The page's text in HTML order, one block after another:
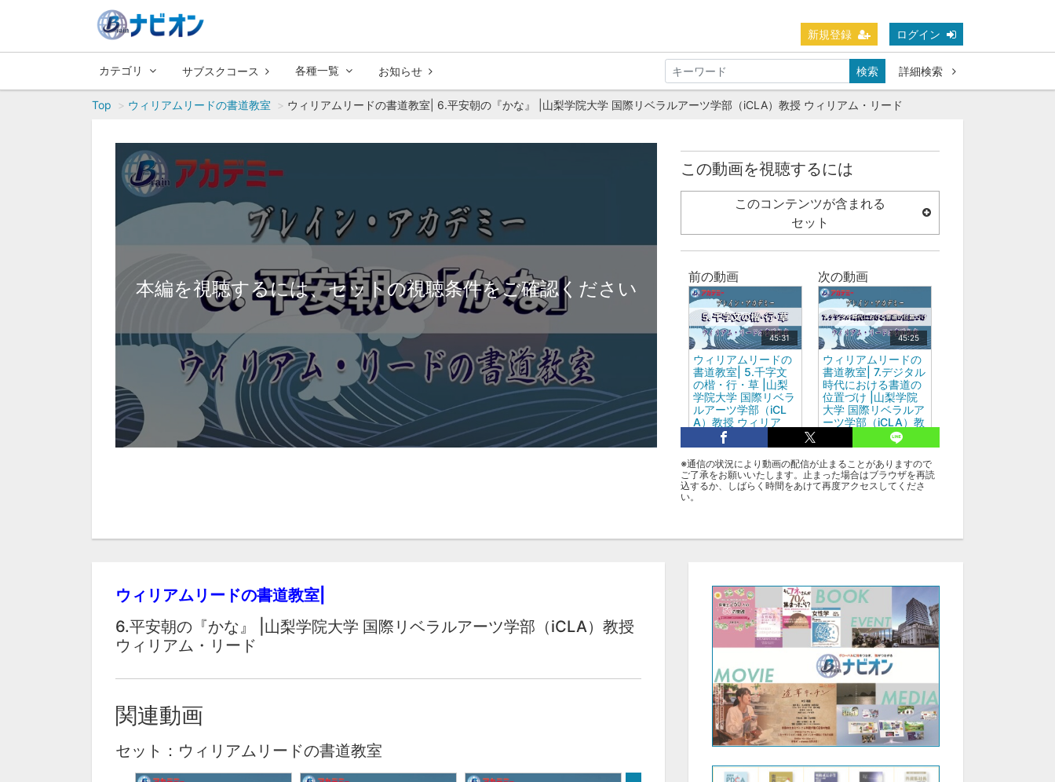
新規登録 ログイン
カテゴリ サブスクコース 各種一覧 お知らせ 検索 詳細検索
Top ウィリアムリードの書道教室 ウィリアムリードの書道教室| 6.平安朝の『かな』 |山梨学院大学 国際リベラルアーツ学部（iCLA）教授 ウィリアム・リード
本編を視聴するには、セットの視聴条件をご確認ください
この動画を視聴するには
このコンテンツが含まれる
セット
前の動画
45:31
ウィリアムリードの
書道教室| 5.千字文
の楷・行・草 |山梨
学院大学 国際リベラ
ルアーツ学部（iCL
A）教授 ウィリア
ム・リード
次の動画
45:25
ウィリアムリードの
書道教室| 7.デジタル
時代における書道の
位置づけ |山梨学院
大学 国際リベラルア
ーツ学部（iCLA）教
授 ウィリアム・リー
ド
タグ
※通信の状況により動画の配信が止まることがありますので
ご了承をお願いいたします。止まった場合はブラウザを再読
込するか、しばらく時間をあけて再度アクセスしてくださ
い。
ウィリアムリードの書道教室|
6.平安朝の『かな』 |山梨学院大学 国際リベラルアーツ学部（iCLA）教授
ウィリアム・リード
関連動画
セット：ウィリアムリードの書道教室